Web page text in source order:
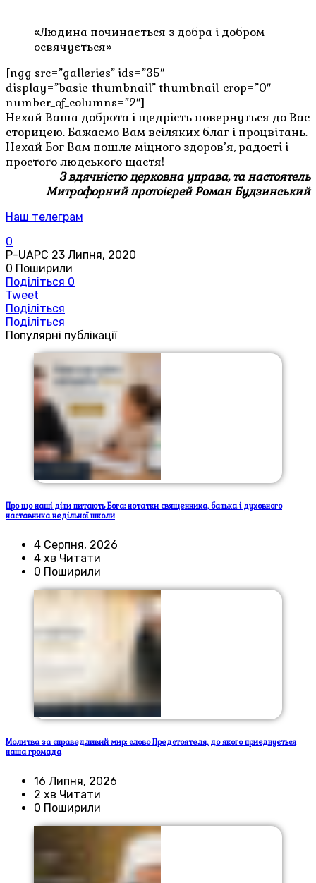
«Людина починається з добра і добром
освячується»
[ngg src=”galleries” ids=”35″
display=”basic_thumbnail” thumbnail_crop=”0″
number_of_columns=”2″]
Нехай Ваша доброта і щедрість повернуться до Вас
сторицею. Бажаємо Вам всіляких благ і процвітань.
Нехай Бог Вам пошле міцного здоров’я, радості і
простого людського щастя!
З вдячністю церковна управа, та настоятель
Митрофорний протоієрей Роман Будзинський
Наш телеграм
0
P-UAPC 23 Липня, 2020
0 Поширили
Поділіться 0
Tweet
Поділіться
Поділіться
Популярні публікації
Про що наші діти питають Бога: нотатки священника, батька і духовного
наставника недільної школи
4 Серпня, 2026
4 хв Читати
0 Поширили
Молитва за справедливий мир: слово Предстоятеля, до якого приєднується
наша громада
16 Липня, 2026
2 хв Читати
0 Поширили